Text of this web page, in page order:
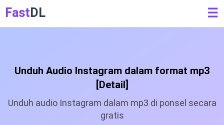
Fast DL ☰
Unduh Audio Instagram dalam format mp3
[Detail]
Unduh audio Instagram dalam mp3 di ponsel secara
gratis